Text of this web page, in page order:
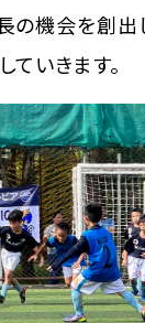
の機会を創出
いきます。